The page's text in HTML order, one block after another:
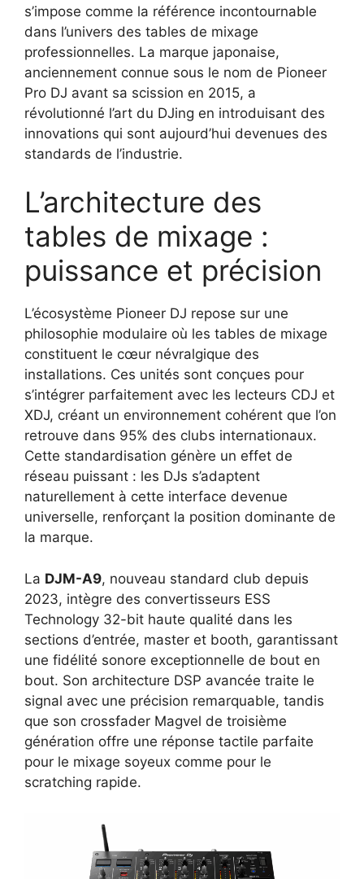
s’impose comme la référence incontournable
dans l’univers des tables de mixage
professionnelles. La marque japonaise,
anciennement connue sous le nom de Pioneer
Pro DJ avant sa scission en 2015, a
révolutionné l’art du DJing en introduisant des
innovations qui sont aujourd’hui devenues des
standards de l’industrie.
L’architecture des
tables de mixage :
puissance et précision
L’écosystème Pioneer DJ repose sur une
philosophie modulaire où les tables de mixage
constituent le cœur névralgique des
installations. Ces unités sont conçues pour
s’intégrer parfaitement avec les lecteurs CDJ et
XDJ, créant un environnement cohérent que l’on
retrouve dans 95% des clubs internationaux.
Cette standardisation génère un effet de
réseau puissant : les DJs s’adaptent
naturellement à cette interface devenue
universelle, renforçant la position dominante de
la marque.
La DJM-A9, nouveau standard club depuis
2023, intègre des convertisseurs ESS
Technology 32-bit haute qualité dans les
sections d’entrée, master et booth, garantissant
une fidélité sonore exceptionnelle de bout en
bout. Son architecture DSP avancée traite le
signal avec une précision remarquable, tandis
que son crossfader Magvel de troisième
génération offre une réponse tactile parfaite
pour le mixage soyeux comme pour le
scratching rapide.